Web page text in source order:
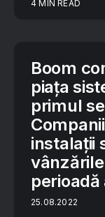
4 MIN READ
Boom
piața
primul
instalații
25.08.2022